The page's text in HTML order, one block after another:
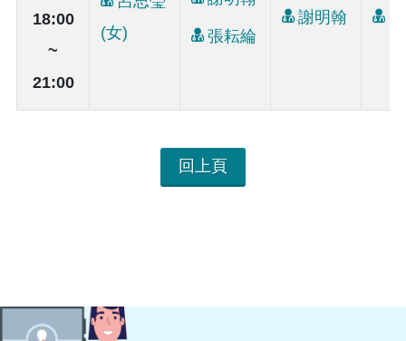
18:00
~
21:00
(女)
張耘綸
謝明翰
回上頁